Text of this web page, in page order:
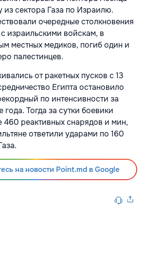
из сектора Газа по Израилю.
очередные столкновения
израильскими войскам, в
местных медиков, погиб один и
палестинцев.
от ракетных пусков с 13
Египта остановило
по интенсивности за
года. Тогда за сутки боевики
реактивных снарядов и мин,
ответили ударами по 160
на новости Point.md в Google